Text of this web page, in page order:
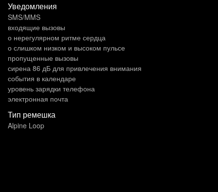
Уведомления
SMS/MMS
входящие вызовы
о нерегулярном ритме сердца
о слишком низком и высоком пульсе
пропущенные вызовы
сирена 86 дБ для привлечения внимания
события в календаре
уровень зарядки телефона
электронная почта
Тип ремешка
Alpine Loop